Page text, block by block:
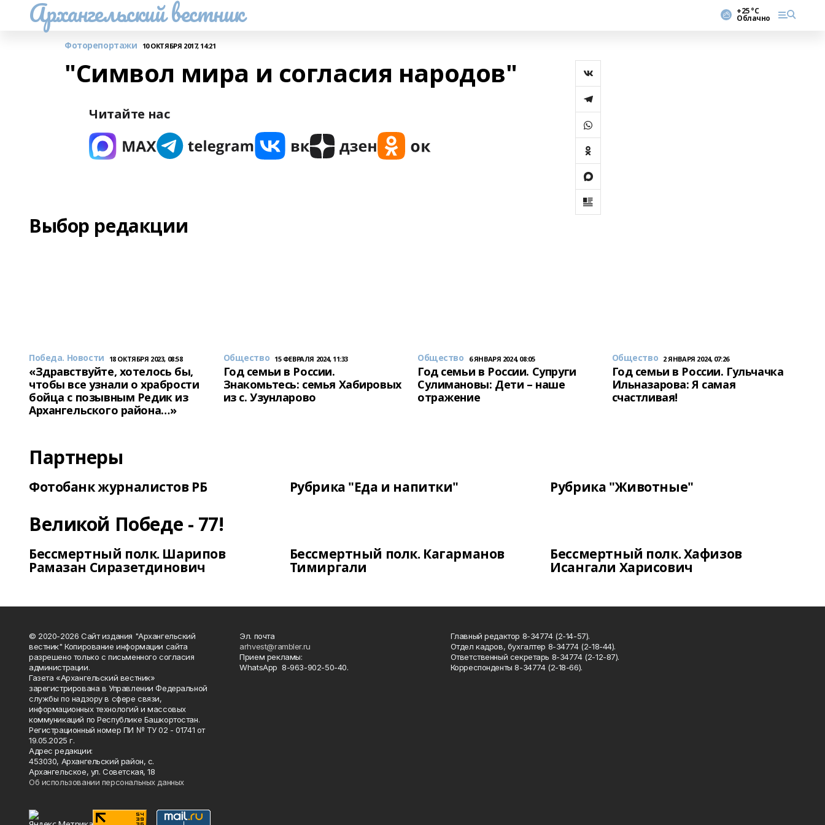
Архангельский вестник +25 °С
Облачно
Фоторепортажи 10 ОКТЯБРЯ 2017, 14:21
"Символ мира и согласия народов"
Читайте нас
Выбор редакции
Победа. Новости 18 ОКТЯБРЯ 2023, 08:58
«Здравствуйте, хотелось бы,
чтобы все узнали о храбрости
бойца с позывным Редик из
Архангельского района…»
Общество 15 ФЕВРАЛЯ 2024, 11:33
Год семьи в России.
Знакомьтесь: семья Хабировых
из с. Узунларово
Общество 6 ЯНВАРЯ 2024, 08:05
Год семьи в России. Супруги
Сулимановы: Дети – наше
отражение
Общество 2 ЯНВАРЯ 2024, 07:26
Год семьи в России. Гульчачка
Ильназарова: Я самая
счастливая!
Партнеры
Фотобанк журналистов РБ Рубрика "Еда и напитки" Рубрика "Животные"
Великой Победе - 77!
Бессмертный полк. Шарипов
Рамазан Сиразетдинович
Бессмертный полк. Кагарманов
Тимиргали
Бессмертный полк. Хафизов
Исангали Харисович
© 2020-2026 Сайт издания "Архангельский
вестник" Копирование информации сайта
разрешено только с письменного согласия
администрации.
Газета «Архангельский вестник»
зарегистрирована в Управлении Федеральной
службы по надзору в сфере связи,
информационных технологий и массовых
коммуникаций по Республике Башкортостан.
Регистрационный номер ПИ № ТУ 02 - 01741 от
19.05.2025 г.
Адрес редакции:
453030, Архангельский район, с.
Архангельское, ул. Советская, 18
Об использовании персональных данных
Эл. почта
arhvest@rambler.ru
Прием рекламы:
WhatsApp 8-963-902-50-40.
Главный редактор 8-34774 (2-14-57).
Отдел кадров, бухгалтер 8-34774 (2-18-44).
Ответственный секретарь 8-34774 (2-12-87).
Корреспонденты 8-34774 (2-18-66).